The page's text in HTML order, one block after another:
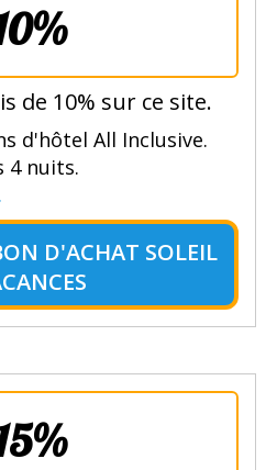
de 10% sur ce site.
d'hôtel All Inclusive.
4 nuits.
D'ACHAT SOLEIL